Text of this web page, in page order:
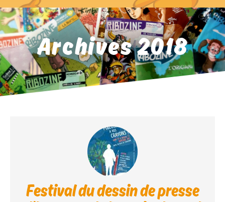
Archives 2018
Festival du dessin de presse